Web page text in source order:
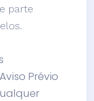
parte
Prévio